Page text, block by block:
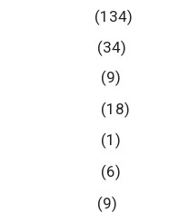
(134)
(34)
(9)
(18)
(1)
(6)
(9)